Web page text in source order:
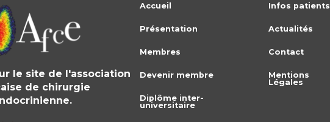
le site de l'association
de chirurgie
Accueil
Présentation
Membres
Devenir membre
Diplôme inter-
universitaire
Infos patients
Actualités
Contact
Mentions
Légales